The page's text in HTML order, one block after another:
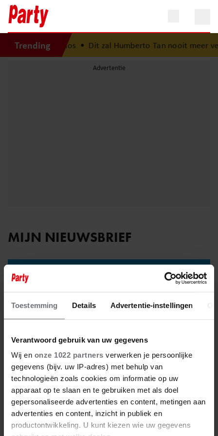
Toestemming Details Advertentie-instellingen
Verantwoord gebruik van uw gegevens
Wij en onze 1022 partners verwerken je persoonlijke
gegevens (bijv. uw IP-adres) met behulp van
technologieën zoals cookies om informatie op uw
apparaat op te slaan en te gebruiken met als doel
gepersonaliseerde advertenties en content, metingen aan
advertenties en content, inzicht in publiek en
productontwikkeling. U kunt kiezen wie uw gegevens
Trending
op Mykonos•Dit zal Humberto Tan nooit meer
MIJN NIEUWSBRIEF
HET LAATSTE SHOWBIZZ
NIEUWS IN JE INBOX?
Met De Showbuzz nieuwsbrief ontvang je 2x per
INSCHRIJVEN UITSCHRIJVEN